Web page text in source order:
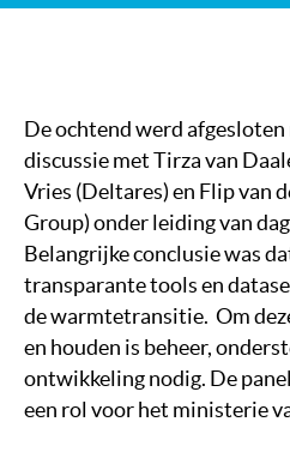
De ochtend werd
discussie met Tirza van
Vries (Deltares) en Flip van
Group) onder leiding van
Belangrijke conclusie was
transparante tools en
de warmtetransitie. Om
en houden is beheer,
ontwikkeling nodig. De
een rol voor het ministerie